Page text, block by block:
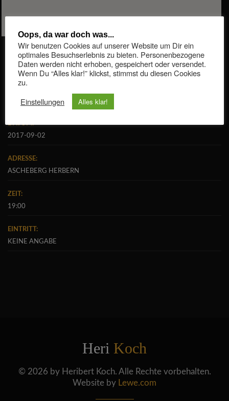
Wir sind hier zum ersten dabei und schon sehr gespannt
DATUM:
2017-09-02
ADRESSE:
ASCHEBERG HERBERN
ZEIT:
19:00
EINTRITT:
KEINE ANGABE
Heri Koch
© 2026 by Heribert Koch. Alle Rechte vorbehalten.
Website by Lewe.com
Oops, da war doch was...
Wir benutzen Cookies auf unserer Website um Dir ein
optimales Besuchserlebnis zu bieten. Personenbezogene
Daten werden nicht erhoben, gespeichert oder versendet.
Wenn Du “Alles klar!” klickst, stimmst du diesen Cookies
zu.
Einstellungen
Alles klar!